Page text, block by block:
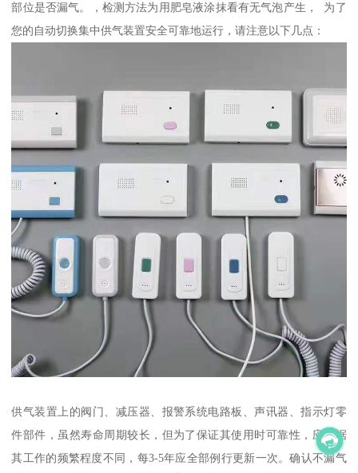
部位是否漏气。，检测方法为用肥皂液涂抹看有无气泡产生， 为了
您的自动切换集中供气装置安全可靠地运行，请注意以下几点：
供气装置上的阀门、减压器、报警系统电路板、声讯器、指示灯零
件部件，虽然寿命周期较长，但为了保证其使用时可靠性，应根据
其工作的频繁程度不同，每3-5年应全部例行更新一次。确认不漏气